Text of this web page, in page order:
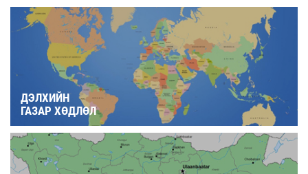
ДЭЛХИЙН
ГАЗАР ХӨДЛӨЛ